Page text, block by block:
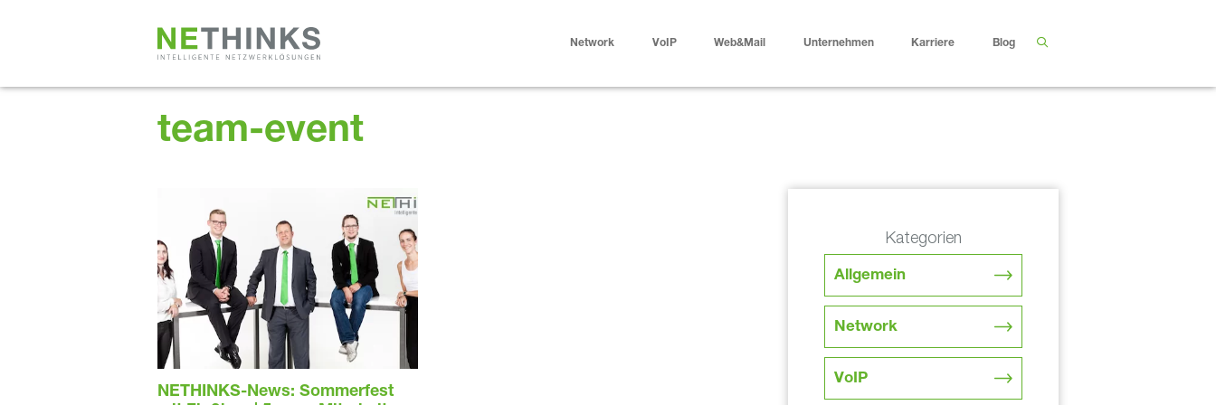
Network VoIP Web&Mail Unternehmen Karriere Blog
team-event
NETHINKS-News: Sommerfest
Kategorien
Allgemein
Network
VoIP